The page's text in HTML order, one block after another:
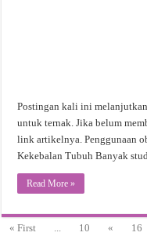
Postingan kali ini
untuk ternak. Jika belum
link artikelnya. Penggunaan
Kekebalan Tubuh Banyak
Read More »
« First ... 10 « 16